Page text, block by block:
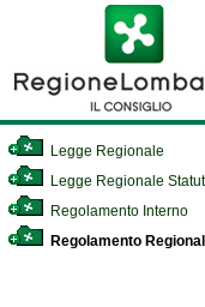
Legge Regionale
Legge Regionale
Regolamento Interno
Regolamento